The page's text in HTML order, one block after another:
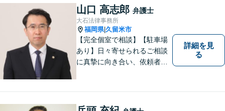
笑顔と元気を取り戻し、新た
な第一歩を踏み出せるよう、
最大限尽力します。
山口 高志郎 弁護士
大石法律事務所
福岡県|久留米市
【完全個室で相談】【駐車場
あり】日々寄せられるご相談
に真摯に向き合い、依頼者の
す法人・個人の方々には、経
営課題の解決に向けた最適な
詳細を見
る